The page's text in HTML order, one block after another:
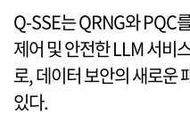
Q-SSE는 QRNG와 PQC
제어 및 안전한 LLM 서비
로, 데이터 보안의 새로운
있다.